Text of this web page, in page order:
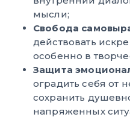
мысли;
Свобода
действовать
особенно в
Защита
оградить себя от
сохранить
напряженных